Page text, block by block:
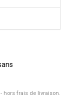
hors frais de livraison.